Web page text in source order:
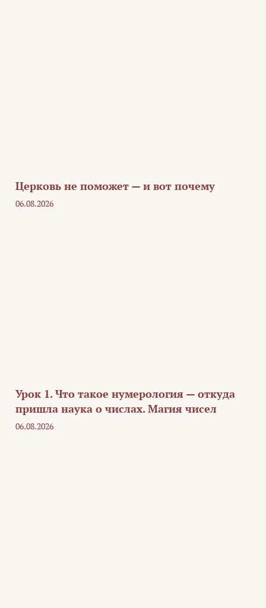
Церковь не поможет — и вот почему
06.08.2026
Урок 1. Что такое нумерология — откуда
пришла наука о числах. Магия чисел
06.08.2026